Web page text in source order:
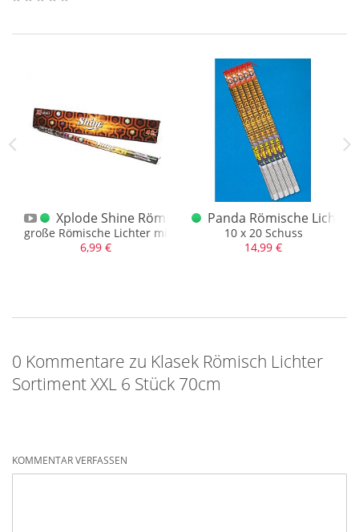
XXL Rot
mit Goldfontäne und rotem Stern
Xplode Shine Römische Lichter
große Römische Lichter mit toller Effektkombination
6,99 €
Panda Römische Lichter
10 x 20 Schuss
14,99 €
0 Kommentare zu Klasek Römisch Lichter
Sortiment XXL 6 Stück 70cm
KOMMENTAR VERFASSEN